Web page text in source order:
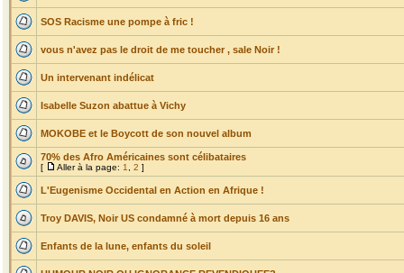
SOS Racisme une pompe à fric !
vous n'avez pas le droit de me toucher , sale Noir !
Un intervenant indélicat
Isabelle Suzon abattue à Vichy
MOKOBE et le Boycott de son nouvel album
70% des Afro Américaines sont célibataires
[ Aller à la page: 1 2 ]
L'Eugenisme Occidental en Action en Afrique !
Troy DAVIS, Noir US condamné à mort depuis 16 ans
Enfants de la lune, enfants du soleil